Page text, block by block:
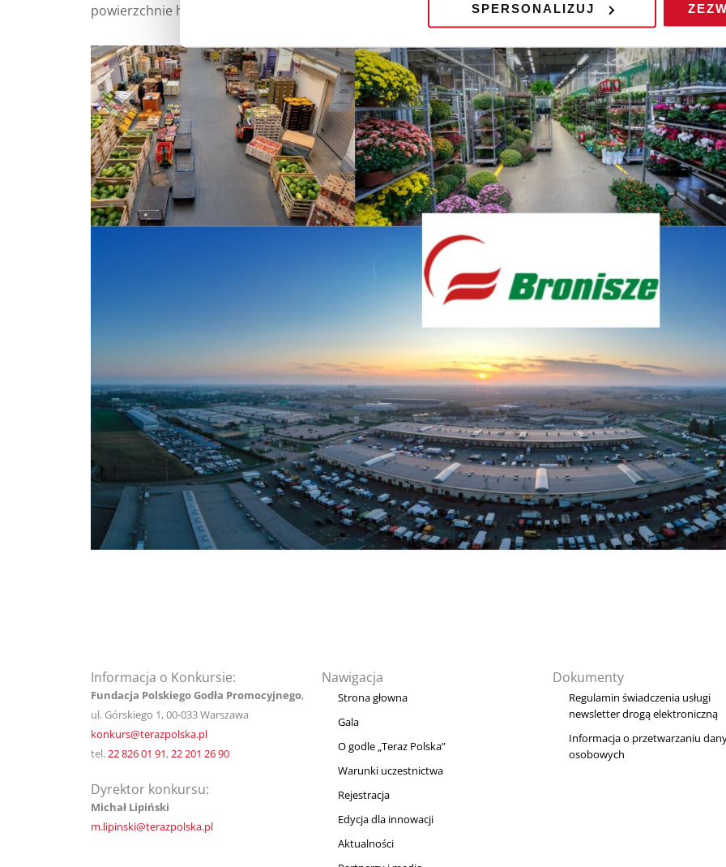
SPERSONALIZUJ
powierzchnie handlowe, aby możliwa była konsolidacja ogniw tradycyjnego łańcucha dystrybucji.
Informacja o Konkursie:
Fundacja Polskiego Godła Promocyjnego,
ul. Górskiego 1, 00-033 Warszawa
konkurs@terazpolska.pl
tel.22 826 01 91,22 201 26 90
Dyrektor konkursu:
Michał Lipiński
m.lipinski@terazpolska.pl
Nawigacja
Strona głowna
Gala
O godle „Teraz Polska”
Warunki uczestnictwa
Rejestracja
Edycja dla innowacji
Aktualności
Dokumenty
Regulamin świadczenia usługi
newsletter drogą elektroniczną
Informacja o przetwarzaniu
osobowych